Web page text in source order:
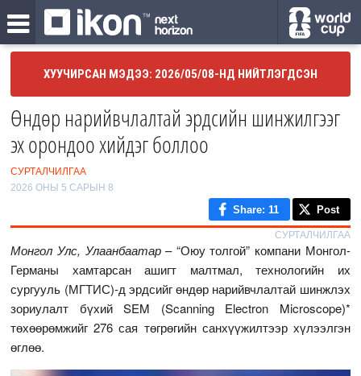
ХУУЧИРСАН МЭДЭЭ: 2026/05/08-НД НИЙТЛЭГДСЭН
Өндөр нарийвчлалтай эрдсийн шинжилгээг
эх орондоо хийдэг боллоо
СУРТАЛЧИЛГАА
2026 ОНЫ 5 САРЫН 8
Share: 11 Post
СУРТАЛЧИЛГАА
Монгол Улс, Улаанбаатар– “Оюу толгой” компани Монгол-
Германы хамтарсан ашигт малтмал, технологийн их
сургууль (МГТИС)-д эрдсийг өндөр нарийвчлалтай шинжлэх
зориулалт бүхий SEM (Scanning Electron Microscope)*
төхөөрөмжийг 276 сая төгрөгийн санхүүжилтээр хүлээлгэн
өглөө.